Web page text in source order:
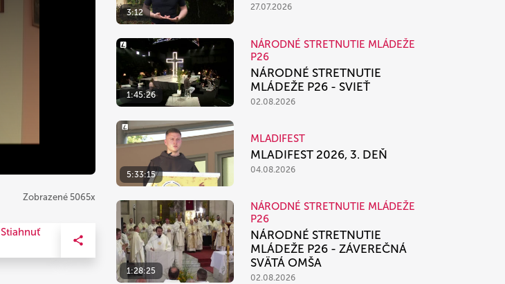
Zobrazené 5065x
Stiahnuť
3:12
27.07.2026
1:45:26
NÁRODNÉ STRETNUTIE MLÁDEŽE
P26
NÁRODNÉ STRETNUTIE
MLÁDEŽE P26 - SVIEŤ
02.08.2026
5:33:15
MLADIFEST
MLADIFEST 2026, 3. DEŇ
04.08.2026
1:28:25
NÁRODNÉ STRETNUTIE MLÁDEŽE
P26
NÁRODNÉ STRETNUTIE
MLÁDEŽE P26 - ZÁVEREČNÁ
SVÄTÁ OMŠA
02.08.2026